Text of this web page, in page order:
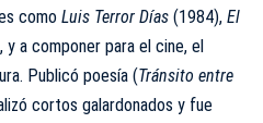
como Luis Terror Días (1984), El
y a componer para el cine, el
Publicó poesía (Tránsito entre
cortos galardonados y fue